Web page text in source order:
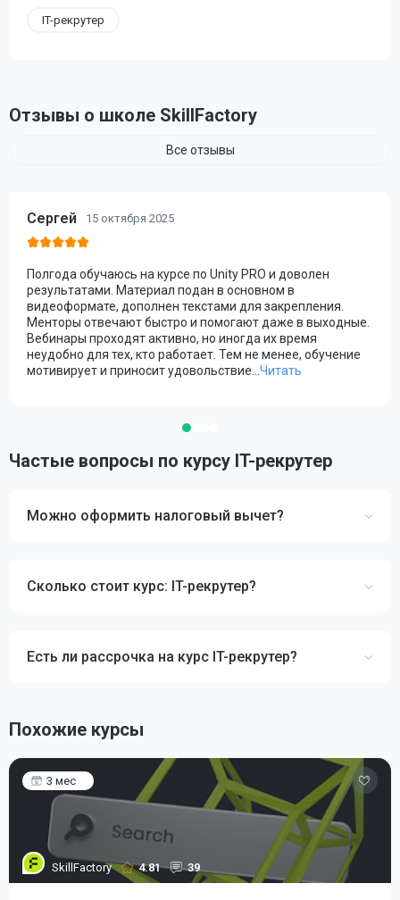
IT-рекрутер
Отзывы о школе SkillFactory
Все отзывы
Сергей 15 октября 2025
Полгода обучаюсь на курсе по Unity PRO и доволен
результатами. Материал подан в основном в
видеоформате, дополнен текстами для закрепления.
Менторы отвечают быстро и помогают даже в выходные.
Вебинары проходят активно, но иногда их время
неудобно для тех, кто работает. Тем не менее, обучение
мотивирует и приносит удовольствие.
Читать
Частые вопросы по курсу IT-рекрутер
Можно оформить налоговый вычет?
Сколько стоит курс: IT-рекрутер?
Есть ли рассрочка на курс IT-рекрутер?
Похожие курсы
3 мес
SkillFactory 4.81 39